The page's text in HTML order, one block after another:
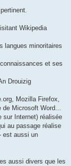
Wikipedia
langues minoritaires
et ses
Drouizig
Mozilla Firefox,
de Microsoft Word...
sur Internet) réalisée
au passage réalise
est aussi un
aussi divers que les